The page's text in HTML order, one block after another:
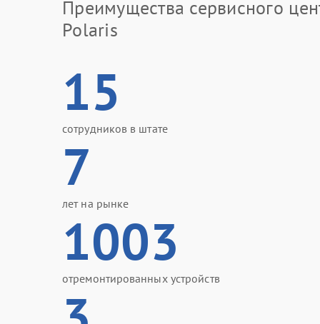
Преимущества сервисного
Polaris
15
сотрудников в штате
7
лет на рынке
1003
отремонтированных устройств